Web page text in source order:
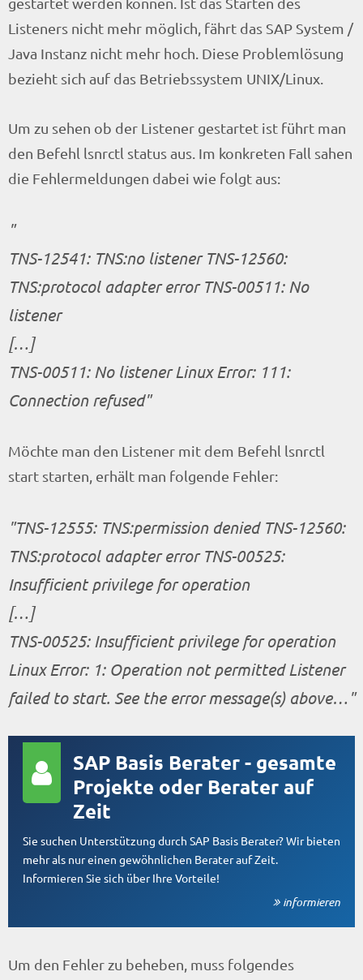
Listeners nicht mehr möglich, fährt das SAP System /
Java Instanz nicht mehr hoch. Diese Problemlösung
bezieht sich auf das Betriebssystem UNIX/Linux.
Um zu sehen ob der Listener gestartet ist führt man
den Befehl lsnrctl status aus. Im konkreten Fall sahen
die Fehlermeldungen dabei wie folgt aus:
TNS-12541: TNS:no listener TNS-12560:
TNS:protocol adapter error TNS-00511: No
listener
[…]
TNS-00511: No listener Linux Error: 111:
Connection refused
Möchte man den Listener mit dem Befehl lsnrctl
start starten, erhält man folgende Fehler:
TNS-12555: TNS:permission denied TNS-12560:
TNS:protocol adapter error TNS-00525:
Insufficient privilege for operation
[…]
TNS-00525: Insufficient privilege for operation
Linux Error: 1: Operation not permitted Listener
failed to start. See the error message(s) above…
SAP Basis Berater - gesamte
Projekte oder Berater auf
Zeit
Sie suchen Unterstützung durch SAP Basis Berater? Wir bieten
mehr als nur einen gewöhnlichen Berater auf Zeit.
Informieren Sie sich über Ihre Vorteile!
informieren
Um den Fehler zu beheben, muss folgendes